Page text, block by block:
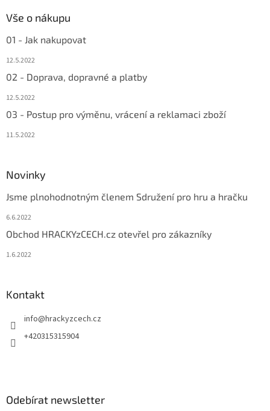
Vše o nákupu
01 - Jak nakupovat
12.5.2022
02 - Doprava, dopravné a platby
12.5.2022
03 - Postup pro výměnu, vrácení a reklamaci zboží
11.5.2022
Novinky
Jsme plnohodnotným členem Sdružení pro hru a hračku
6.6.2022
Obchod HRACKYzCECH.cz otevřel pro zákazníky
1.6.2022
Kontakt
info@hrackyzcech.cz
+420315315904
Odebírat newsletter